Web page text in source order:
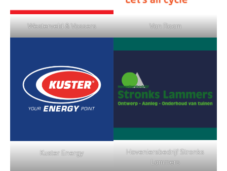
Westerveld & Vossers Van Raam
Kuster Energy
Hoveniersbedrijf Stronks
Lammers